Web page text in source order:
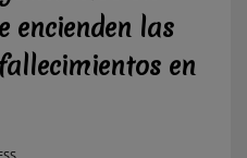
encienden las
en